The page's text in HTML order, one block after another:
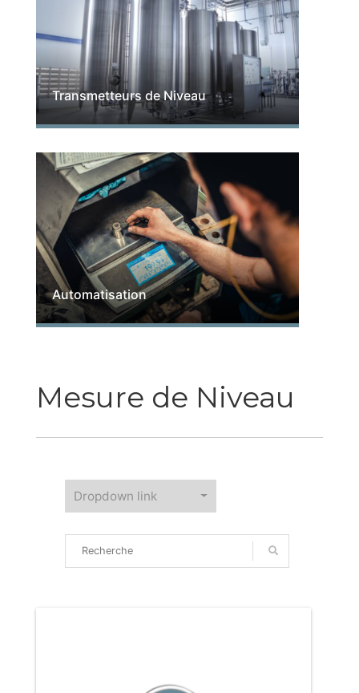
Transmetteurs de Niveau
Automatisation
Mesure de Niveau
Dropdown link